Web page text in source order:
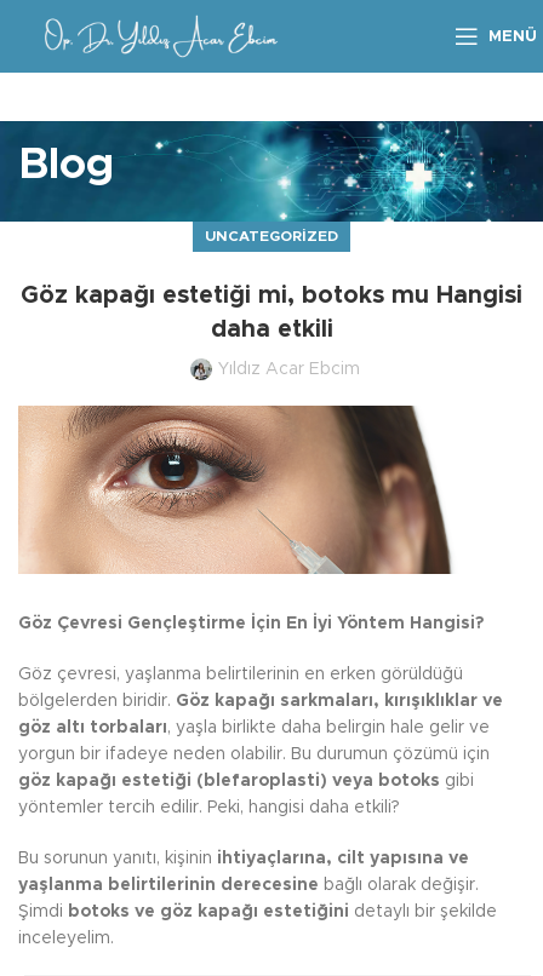
MENÜ
Blog
UNCATEGORIZED
Göz kapağı estetiği mi, botoks mu Hangisi
daha etkili
Yıldız Acar Ebcim
Göz Çevresi Gençleştirme İçin En İyi Yöntem Hangisi?
Göz çevresi, yaşlanma belirtilerinin en erken görüldüğü
bölgelerden biridir. Göz kapağı sarkmaları, kırışıklıklar ve
göz altı torbaları, yaşla birlikte daha belirgin hale gelir ve
yorgun bir ifadeye neden olabilir. Bu durumun çözümü için
göz kapağı estetiği (blefaroplasti) veya botoks gibi
yöntemler tercih edilir. Peki, hangisi daha etkili?
Bu sorunun yanıtı, kişinin ihtiyaçlarına, cilt yapısına ve
yaşlanma belirtilerinin derecesine bağlı olarak değişir.
Şimdi botoks ve göz kapağı estetiğini detaylı bir şekilde
inceleyelim.